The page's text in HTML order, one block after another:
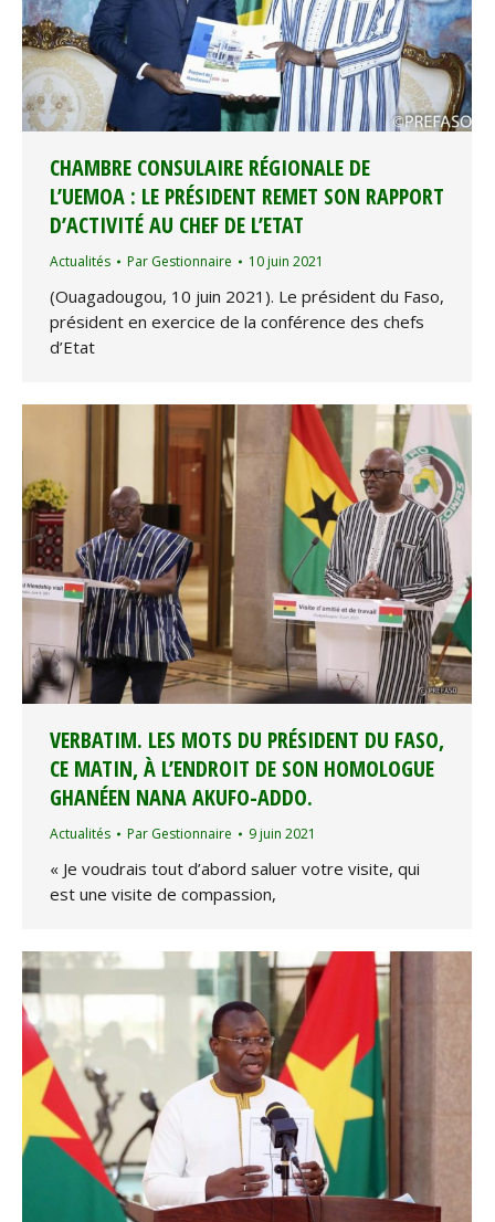
CHAMBRE CONSULAIRE RÉGIONALE DE
L’UEMOA : LE PRÉSIDENT REMET SON RAPPORT
D’ACTIVITÉ AU CHEF DE L’ETAT
Actualités Par Gestionnaire 10 juin 2021
(Ouagadougou, 10 juin 2021). Le président du Faso,
président en exercice de la conférence des chefs
d’Etat
VERBATIM. LES MOTS DU PRÉSIDENT DU FASO,
CE MATIN, À L’ENDROIT DE SON HOMOLOGUE
GHANÉEN NANA AKUFO-ADDO.
Actualités Par Gestionnaire 9 juin 2021
« Je voudrais tout d’abord saluer votre visite, qui
est une visite de compassion,